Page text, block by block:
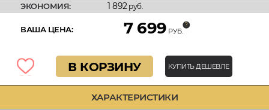
ХАРАКТЕРИСТИКИ
ЭКОНОМИЯ: 1 892руб.
ВАША ЦЕНА: 7 699 РУБ.
В КОРЗИНУ КУПИТЬ ДЕШЕВЛЕ